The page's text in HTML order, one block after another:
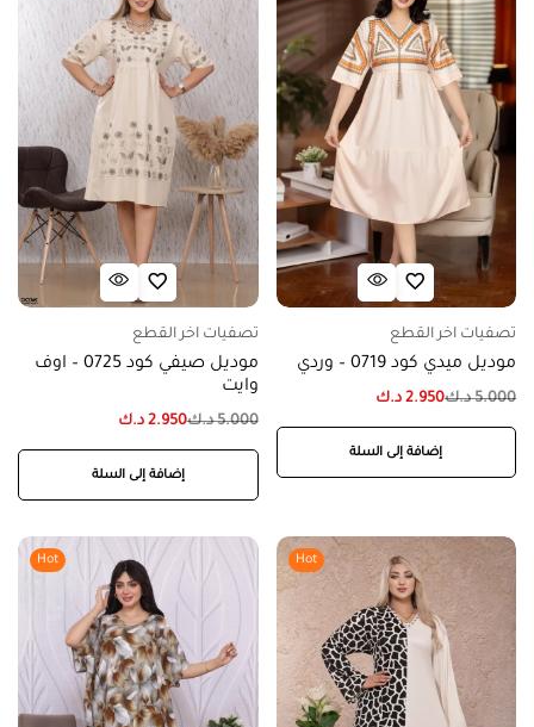
تصفيات اخر القطع
موديل ميدي كود 0719 – وردي
5.000 د.ك2.950 د.ك
إضافة إلى السلة
تصفيات اخر القطع
موديل صيفي كود 0725 – اوف
وايت
5.000 د.ك2.950 د.ك
إضافة إلى السلة
Hot
Hot